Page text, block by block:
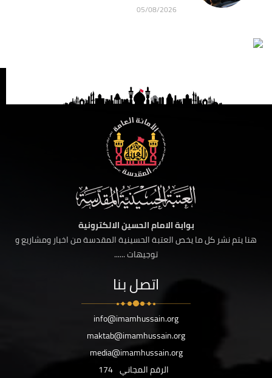
05/08/2026
بوابة الامام الحسين الالكترونية
هنا يتم نشر كل ما يخص العتبة الحسينية المقدسة من اخبار ومشاريع و
توجيهات ......
اتصل بنا
info@imamhussain.org
maktab@imamhussain.org
media@imamhussain.org
الرقم المجاني 174